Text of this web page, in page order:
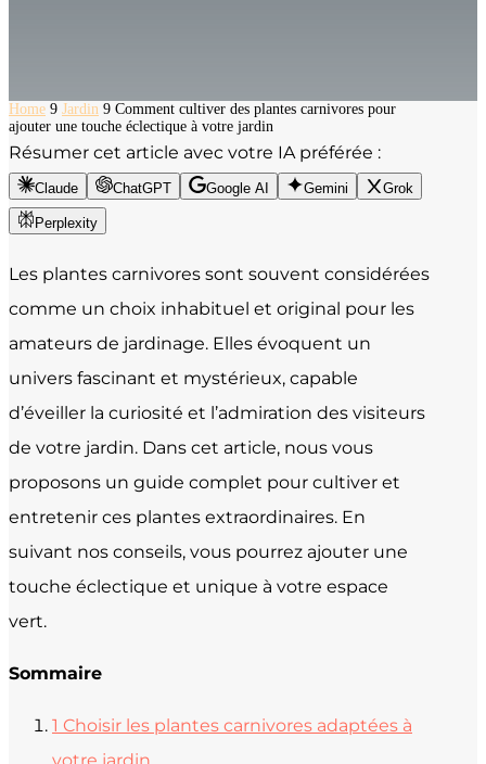
Home 9 Jardin 9 Comment cultiver des plantes carnivores pour
ajouter une touche éclectique à votre jardin
Résumer cet article avec votre IA préférée :
Claude ChatGPT Google AI Gemini Grok
Perplexity
Les plantes carnivores sont souvent considérées
comme un choix inhabituel et original pour les
amateurs de jardinage. Elles évoquent un
univers fascinant et mystérieux, capable
d’éveiller la curiosité et l’admiration des visiteurs
de votre jardin. Dans cet article, nous vous
proposons un guide complet pour cultiver et
entretenir ces plantes extraordinaires. En
suivant nos conseils, vous pourrez ajouter une
touche éclectique et unique à votre espace
vert.
Sommaire
1 Choisir les plantes carnivores adaptées à
votre jardin